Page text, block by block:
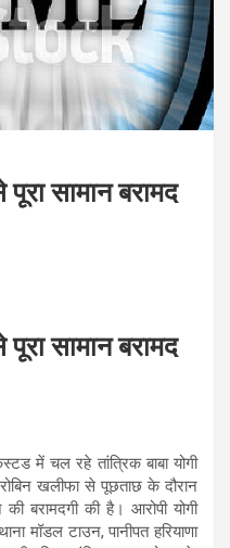
सामान बरामद
सामान बरामद
में चल रहे तांत्रिक बाबा योगी
खलीफा से पूछताछ के दौरान
बरामदगी की है। आरोपी योगी
मॉडल टाउन, पानीपत हरियाणा